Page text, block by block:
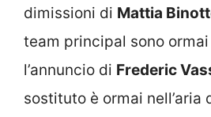
dimissioni di Mattia
team principal sono
l’annuncio di Frederic
sostituto è ormai nell’aria